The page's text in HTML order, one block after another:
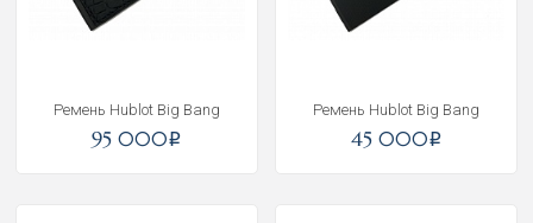
Ремень Hublot Big Bang
95 000i
Ремень Hublot Big Bang
45 000i